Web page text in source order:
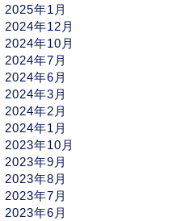
2025年1月
2024年12月
2024年10月
2024年7月
2024年6月
2024年3月
2024年2月
2024年1月
2023年10月
2023年9月
2023年8月
2023年7月
2023年6月